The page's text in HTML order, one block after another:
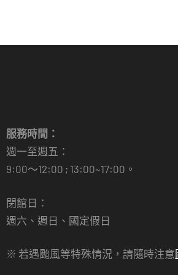
服務時間：
週一至週五：
9:00～12:00 ; 13:00~17:00。
閉館日：
週六、週日、國定假日
※ 若遇颱風等特殊情況，請隨時注意